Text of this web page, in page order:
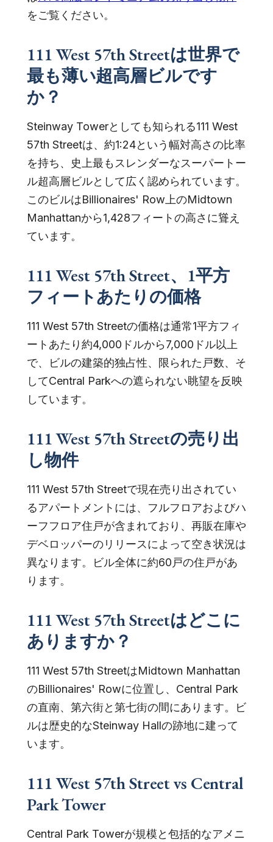
をご覧ください。
111 West 57th Streetは世界で
最も薄い超高層ビルです
か？
Steinway Towerとしても知られる111 West
57th Streetは、約1:24という幅対高さの比率
を持ち、史上最もスレンダーなスーパートー
ル超高層ビルとして広く認められています。
このビルはBillionaires' Row上のMidtown
Manhattanから1,428フィートの高さに聳え
ています。
111 West 57th Street、1平方
フィートあたりの価格
111 West 57th Streetの価格は通常1平方フィ
ートあたり約4,000ドルから7,000ドル以上
で、ビルの建築的独占性、限られた戸数、そ
してCentral Parkへの遮られない眺望を反映
しています。
111 West 57th Streetの売り出
し物件
111 West 57th Streetで現在売り出されてい
るアパートメントには、フルフロアおよびハ
ーフフロア住戸が含まれており、再販在庫や
デベロッパーのリリースによって空き状況は
異なります。ビル全体に約60戸の住戸があ
ります。
111 West 57th Streetはどこに
ありますか？
111 West 57th StreetはMidtown Manhattan
のBillionaires' Rowに位置し、Central Park
の直南、第六街と第七街の間にあります。ビ
ルは歴史的なSteinway Hallの跡地に建って
います。
111 West 57th Street vs Central
Park Tower
Central Park Towerが規模と包括的なアメニ